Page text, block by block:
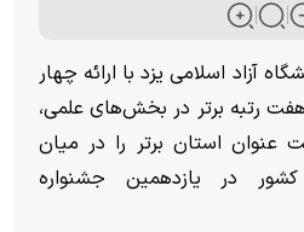
آزاد اسلامی یزد با ارائه چهار
رتبه برتر در بخش‌های علمی،
عنوان استان برتر را در میان
کشور در یازدهمین جشنواره